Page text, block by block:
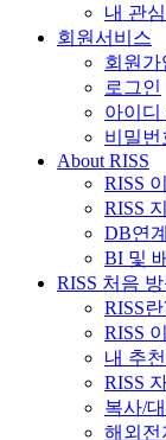
내 관
회원서비스
회원가
로그인
아이디
비밀번
About RISS
RISS
RISS
DB연
BI 및
RISS 처음
RISS란
RISS
내 추
RISS
복사/
해외전